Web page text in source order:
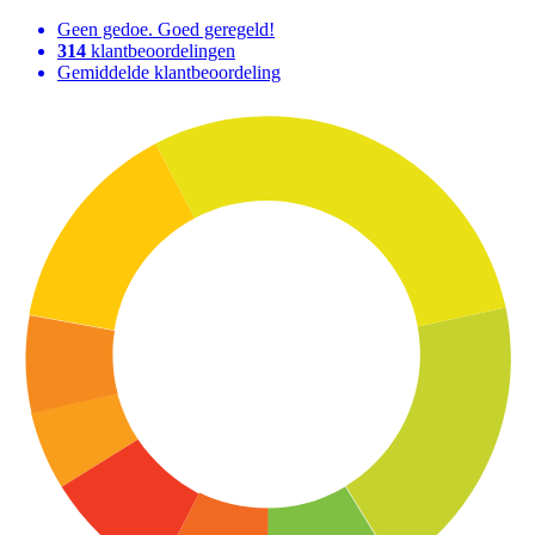
Geen gedoe. Goed geregeld!
314 klantbeoordelingen
Gemiddelde klantbeoordeling